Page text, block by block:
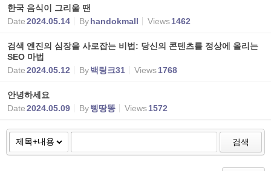
한국 음식이 그리울 땐
Date2024.05.14 Byhandokmall Views1462
검색 엔진의 심장을 사로잡는 비법: 당신의 콘텐츠를 정상에 올리는
SEO 마법
Date2024.05.12 By백링크31 Views1768
안녕하세요
Date2024.05.09 By삥땅똥 Views1572
검색